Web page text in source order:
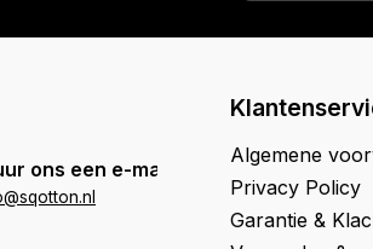
ons een e-mail
Algemene
Privacy Policy
Garantie &